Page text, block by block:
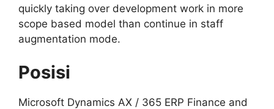
quickly taking over development work in more
scope based model than continue in staff
augmentation mode.
Posisi
Microsoft Dynamics AX / 365 ERP Finance and